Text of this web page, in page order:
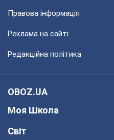
Правова інформація
Реклама на сайті
Редакційна політика
OBOZ.UA
Моя Школа
Світ